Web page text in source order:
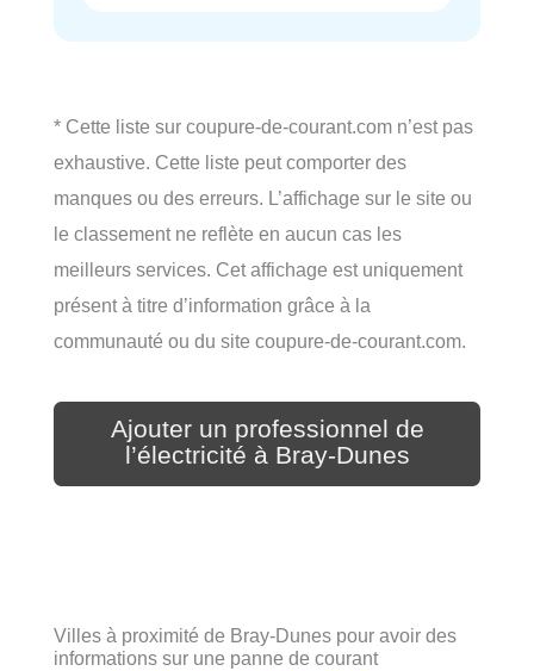
* Cette liste sur coupure-de-courant.com n’est pas
exhaustive. Cette liste peut comporter des
manques ou des erreurs. L’affichage sur le site ou
le classement ne reflète en aucun cas les
meilleurs services. Cet affichage est uniquement
présent à titre d’information grâce à la
communauté ou du site coupure-de-courant.com.
Ajouter un professionnel de
l’électricité à Bray-Dunes
Villes à proximité de Bray-Dunes pour avoir des
informations sur une panne de courant